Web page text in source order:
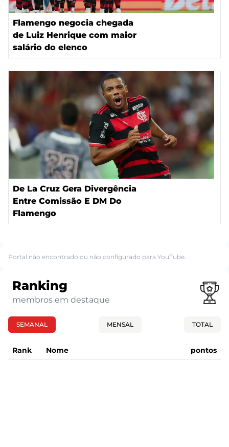
Flamengo negocia chegada
de Luiz Henrique com maior
salário do elenco
De La Cruz Gera Divergência
Entre Comissão E DM Do
Flamengo
Portal não encontrado ou não configurado para YouTube.
Ranking
membros em destaque
SEMANAL MENSAL TOTAL
Rank Nome pontos